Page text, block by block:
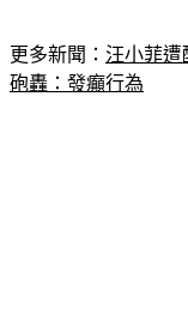
砲轟：發癲行為